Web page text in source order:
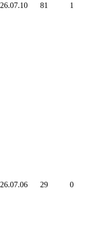
26.07.10 81 1
26.07.06 29 0